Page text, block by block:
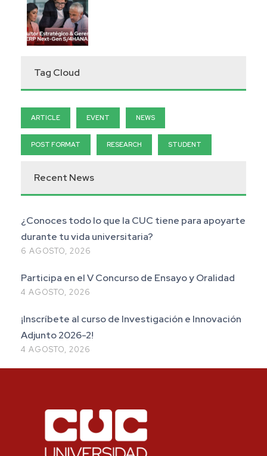
Tag Cloud
ARTICLE EVENT NEWS
POST FORMAT RESEARCH STUDENT
Recent News
¿Conoces todo lo que la CUC tiene para apoyarte
durante tu vida universitaria?
6 AGOSTO, 2026
Participa en el V Concurso de Ensayo y Oralidad
4 AGOSTO, 2026
¡Inscríbete al curso de Investigación e Innovación
Adjunto 2026-2!
4 AGOSTO, 2026